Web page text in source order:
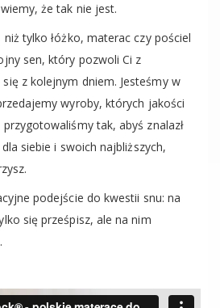
że tak nie jest.
tylko łóżko, materac czy pościel
sen, który pozwoli Ci z
z kolejnym dniem. Jesteśmy w
wyroby, których jakości
tak, abyś znalazł
siebie i swoich najbliższych,
podejście do kwestii snu: na
się prześpisz, ale na nim